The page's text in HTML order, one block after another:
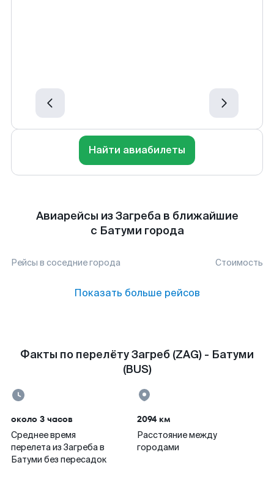
Найти авиабилеты
Авиарейсы из Загреба в ближайшие
с Батуми города
Рейсы в соседние города Стоимость
Показать больше рейсов
Факты по перелёту Загреб (ZAG) - Батуми
(BUS)
около 3 часов
Среднее время
перелета из Загреба в
Батуми без пересадок
2094 км
Расстояние между
городами